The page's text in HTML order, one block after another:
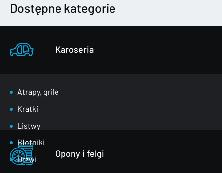
Dostępne kategorie
Karoseria
Atrapy, grile
Kratki
Listwy
Błotniki
Drzwi
Opony i felgi